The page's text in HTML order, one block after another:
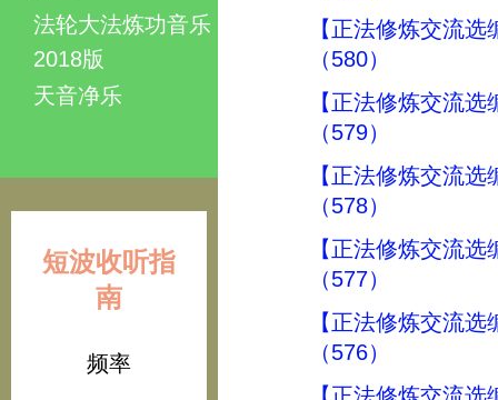
法轮大法炼功音乐
2018版
天音净乐
短波收听指
南
频率
【正法修炼交流
（580）
【正法修炼交流
（579）
【正法修炼交流
（578）
【正法修炼交流
（577）
【正法修炼交流
（576）